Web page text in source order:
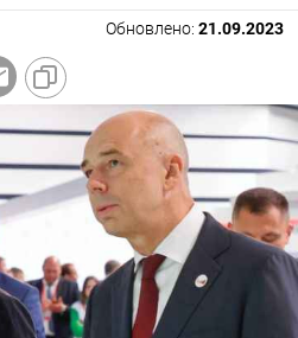
Обновлено: 21.09.2023